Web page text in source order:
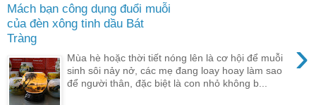
Mách bạn công dụng đuổi muỗi
của đèn xông tinh dầu Bát
Tràng
›
Mùa hè hoặc thời tiết nóng lên là cơ hội để muỗi
sinh sôi nảy nở, các mẹ đang loay hoay làm sao
để người thân, đặc biệt là con nhỏ không b...